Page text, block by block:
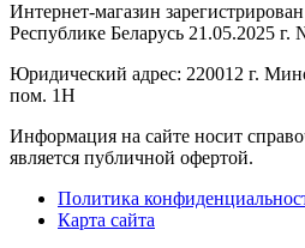
Интернет-магазин
Республике Беларусь 21.05.2025 г.
Юридический адрес: 220012 г.
пом. 1Н
Информация на сайте носит
является публичной офертой.
Политика
Карта сайта